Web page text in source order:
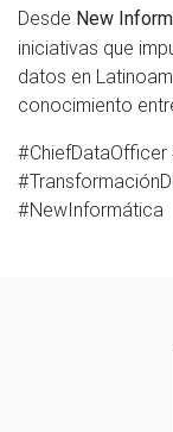
Desde New
iniciativas que
datos en
conocimiento
#NewInformática